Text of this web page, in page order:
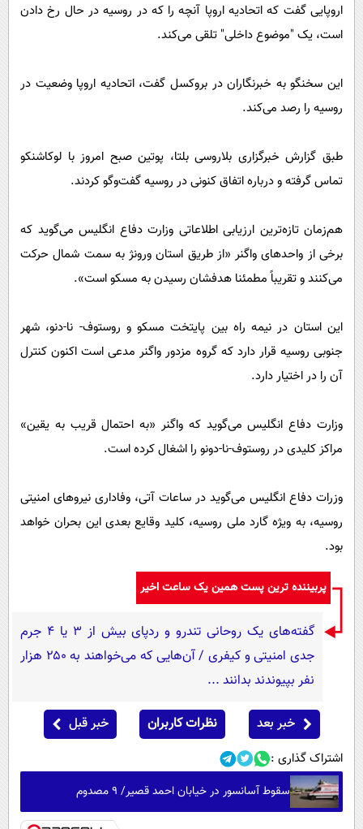
اروپایی گفت که اتحادیه اروپا آنچه را که در روسیه در حال رخ دادن
است، یک "موضوع داخلی" تلقی می‌کند.
این سخنگو به خبرنگاران در بروکسل گفت، اتحادیه اروپا وضعیت در
روسیه را رصد می‌کند.
طبق گزارش خبرگزاری بلاروسی بلتا، پوتین صبح امروز با لوکاشنکو
تماس گرفته و درباره اتفاق کنونی در روسیه گفت‌وگو کردند.
هم‌زمان تازه‌ترین ارزیابی اطلاعاتی وزارت دفاع انگلیس می‌گوید که
برخی از واحدهای واگنر «از طریق استان ورونژ به سمت شمال حرکت
می‌کنند و تقریباً مطمئنا هدفشان رسیدن به مسکو است».
این استان در نیمه راه بین پایتخت مسکو و روستوف- نا-دنو، شهر
جنوبی روسیه قرار دارد که گروه مزدور واگنر مدعی است اکنون کنترل
آن را در اختیار دارد.
وزارت دفاع انگلیس می‌گوید که واگنر «به احتمال قریب به یقین»
مراکز کلیدی در روستوف-نا-دونو را اشغال کرده است.
وزرات دفاع انگلیس می‌گوید در ساعات آتی، وفاداری نیروهای امنیتی
روسیه، به ویژه گارد ملی روسیه، کلید وقایع بعدی این بحران خواهد
بود.
پربیننده ترین پست همین یک ساعت اخیر
گفته‌های یک روحانی تندرو و ردپای بیش از ۳ یا ۴ جرم
جدی امنیتی و کیفری / آن‌هایی که می‌خواهند به ۲۵۰ هزار
نفر بپیوندند بدانند ...
خبر بعد نظرات کاربران خبر قبل
اشتراک گذاری :
سقوط آسانسور در خیابان احمد قصیر/ ۹ مصدوم